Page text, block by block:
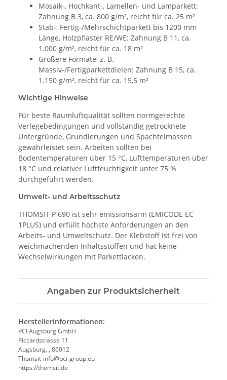
Mosaik-, Hochkant-, Lamellen- und Lamparkett:
Zahnung B 3, ca. 800 g/m², reicht für ca. 25 m²
Stab-, Fertig-/Mehrschichtparkett bis 1200 mm
Länge, Holzpflaster RE/WE: Zahnung B 11, ca.
1.000 g/m², reicht für ca. 18 m²
Größere Formate, z. B.
Massiv-/Fertigparkettdielen: Zahnung B 15, ca.
1.150 g/m², reicht für ca. 15,5 m²
Wichtige Hinweise
Für beste Raumluftqualität sollten normgerechte
Verlegebedingungen und vollständig getrocknete
Untergründe, Grundierungen und Spachtelmassen
gewährleistet sein. Arbeiten sollten bei
Bodentemperaturen über 15 °C, Lufttemperaturen über
18 °C und relativer Luftfeuchtigkeit unter 75 %
durchgeführt werden.
Umwelt- und Arbeitsschutz
THOMSIT P 690 ist sehr emissionsarm (EMICODE EC
1PLUS) und erfüllt höchste Anforderungen an den
Arbeits- und Umweltschutz. Der Klebstoff ist frei von
weichmachenden Inhaltsstoffen und hat keine
Wechselwirkungen mit Parkettlacken.
Angaben zur Produktsicherheit
Herstellerinformationen:
PCI Augsburg GmbH
Piccardstrasse 11
Augsburg, , 86012
Thomsit-info@pci-group.eu
https://thomsit.de